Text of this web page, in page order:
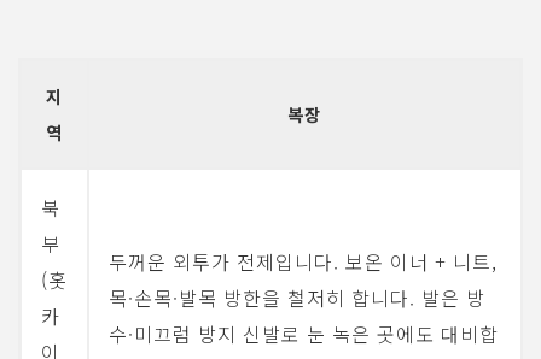
지
역
복장
북
부
(홋
카
이
두꺼운 외투가 전제입니다. 보온 이너 + 니트,
목·손목·발목 방한을 철저히 합니다. 발은 방
수·미끄럼 방지 신발로 눈 녹은 곳에도 대비합